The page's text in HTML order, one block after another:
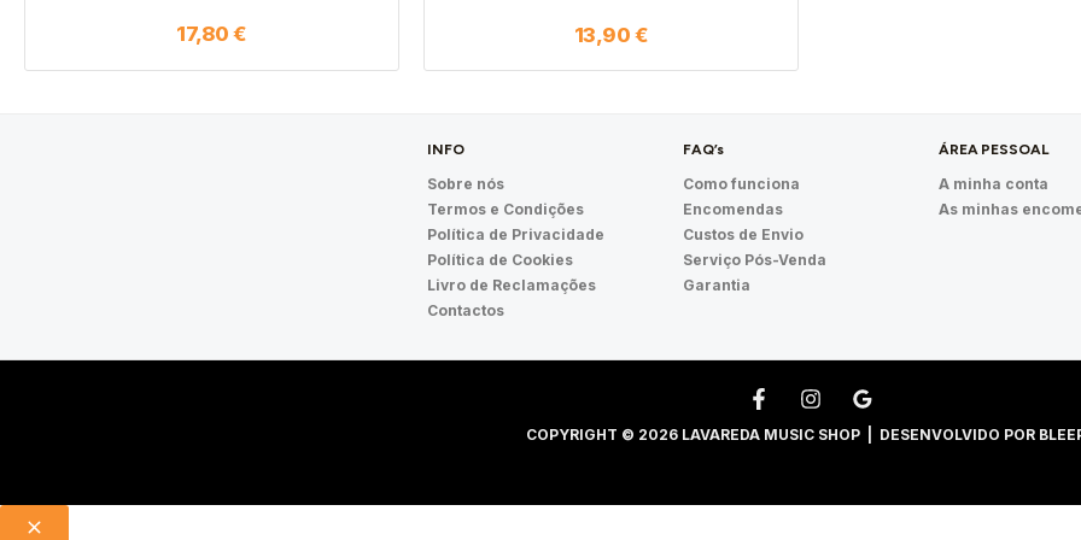
17,80€ 13,90 €
INFO
Sobre nós
Termos e Condições
Política de Privacidade
Política de Cookies
Livro de Reclamações
Contactos
FAQ’s
Como funciona
Encomendas
Custos de Envio
Serviço Pós-Venda
Garantia
ÁREA PESSOAL
A minha conta
As minhas
COPYRIGHT © 2026 LAVAREDA MUSIC SHOP | DESENVOLVIDO POR